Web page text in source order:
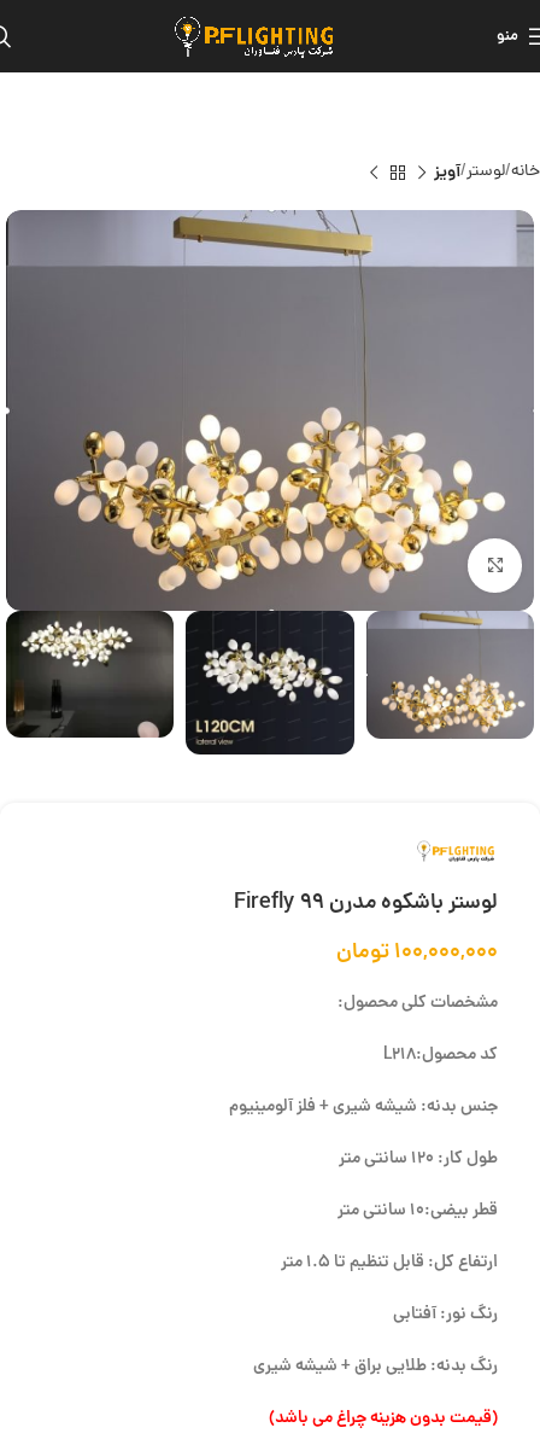
منو
خانه لوستر آویز
بزرگنمایی تصویر
لوستر باشکوه مدرن Firefly 99
۱۰۰,۰۰۰,۰۰۰تومان
مشخصات کلی محصول:
کد محصول:L218
جنس بدنه: شیشه شیری + فلز آلومینیوم
طول کار: 120 سانتی متر
قطر بیضی:10 سانتی متر
ارتفاع کل: قابل تنظیم تا 1.5 متر
رنگ نور: آفتابی
رنگ بدنه: طلایی براق + شیشه شیری
(قیمت بدون هزینه چراغ می باشد)